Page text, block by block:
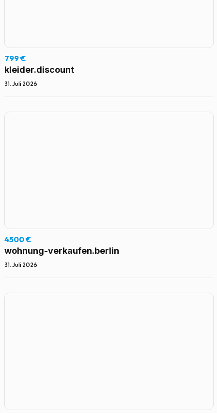
799 €
kleider.discount
31. Juli 2026
4500 €
wohnung-verkaufen.berlin
31. Juli 2026